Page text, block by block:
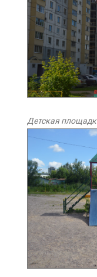
Детская